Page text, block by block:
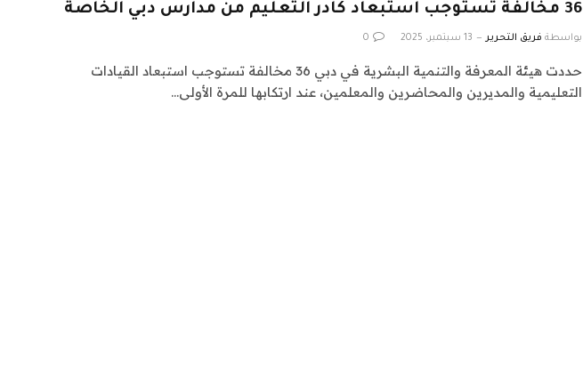
36 مخالفة تستوجب استبعاد كادر التعليم من مدارس دبي الخاصة
بواسطة فريق التحرير 13 سبتمبر، 2025 0
حددت هيئة المعرفة والتنمية البشرية في دبي 36 مخالفة تستوجب استبعاد القيادات
التعليمية والمديرين والمحاضرين والمعلمين، عند ارتكابها للمرة الأولى…